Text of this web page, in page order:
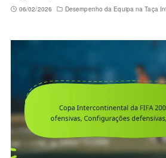
06/02/2026 Desempenho da Equipa na Taça